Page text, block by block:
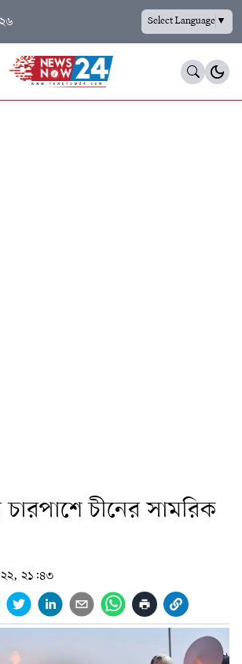
Select Language▼
চীনের সামরিক
২১:৪৩